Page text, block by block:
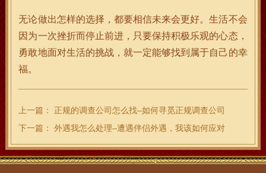
无论做出怎样的选择，都要相信未来会更好。生活不会
因为一次挫折而停止前进，只要保持积极乐观的心态，
勇敢地面对生活的挑战，就一定能够找到属于自己的幸
福。
上一篇：
正规的调查公司怎么找–如何寻觅正规调查公司
下一篇：
外遇我怎么处理–遭遇伴侣外遇，我该如何应对